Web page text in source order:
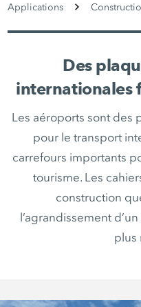
Applications
Des
internationales
Les aéroports sont des
pour le transport
carrefours importants
tourisme. Les
construction
l’agrandissement
plus